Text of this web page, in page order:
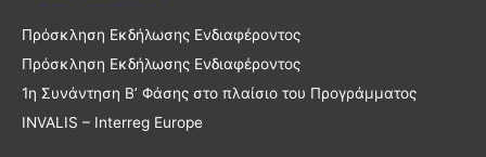
Πρόσκληση Εκδήλωσης Ενδιαφέροντος
Πρόσκληση Εκδήλωσης Ενδιαφέροντος
1η Συνάντηση Β’ Φάσης στο πλαίσιο του Προγράμματος
INVALIS – Interreg Europe